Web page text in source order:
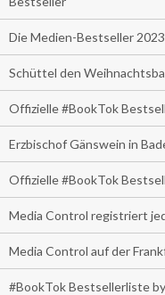
Die Medien-Bestseller 2023
Schüttel den
Offizielle #BookTok
Erzbischof Gänswein in
Offizielle #BookTok
Media Control registriert
Media Control auf der
#BookTok Bestsellerliste